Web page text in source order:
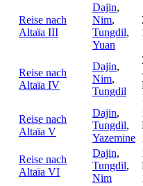
Reise nach
Altaïa III
Dajin,
Nim,
Tungdil,
Yuan
Reise nach
Altaïa IV
Dajin,
Nim,
Tungdil
Reise nach
Altaïa V
Dajin,
Tungdil,
Yazemine
Reise nach
Altaïa VI
Dajin,
Tungdil,
Nim